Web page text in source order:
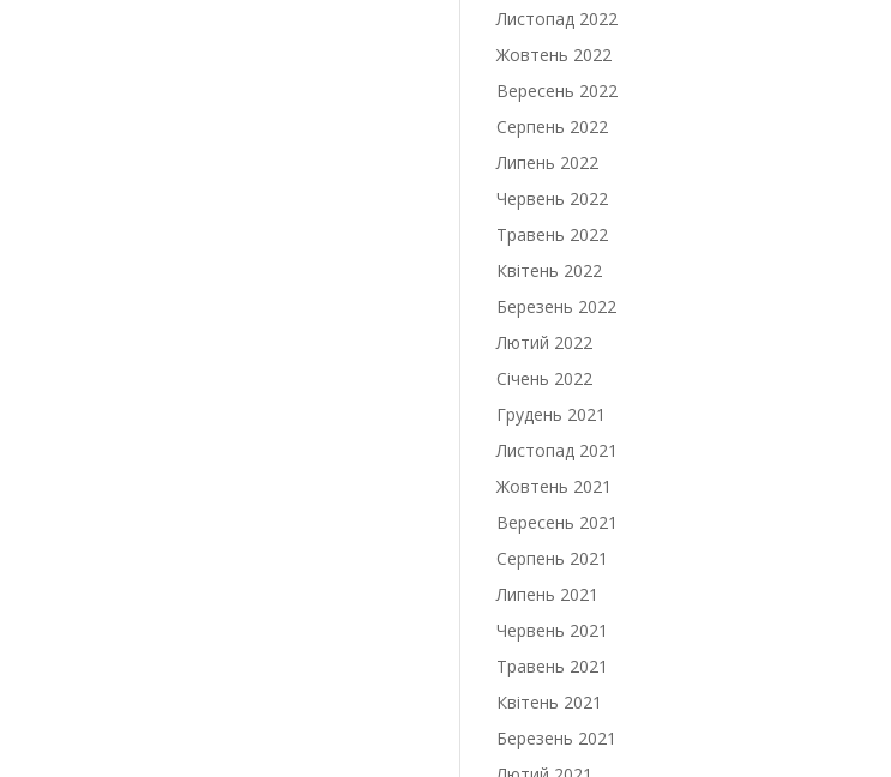
Листопад 2022
Жовтень 2022
Вересень 2022
Серпень 2022
Липень 2022
Червень 2022
Травень 2022
Квітень 2022
Березень 2022
Лютий 2022
Січень 2022
Грудень 2021
Листопад 2021
Жовтень 2021
Вересень 2021
Серпень 2021
Липень 2021
Червень 2021
Травень 2021
Квітень 2021
Березень 2021